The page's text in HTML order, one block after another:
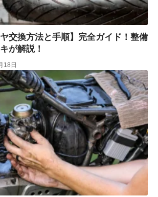
ヤ交換方法と手順】完全ガイド！整備
が解説！
18日